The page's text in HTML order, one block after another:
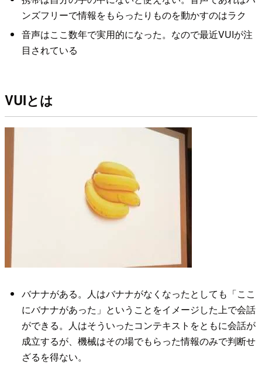
ンズフリーで情報をもらったりものを動かすのはラク
音声はここ数年で実用的になった。なので最近VUIが注
目されている
VUIとは
バナナがある。人はバナナがなくなったとしても「ここ
にバナナがあった」ということをイメージした上で会話
ができる。人はそういったコンテキストをともに会話が
成立するが、機械はその場でもらった情報のみで判断せ
ざるを得ない。